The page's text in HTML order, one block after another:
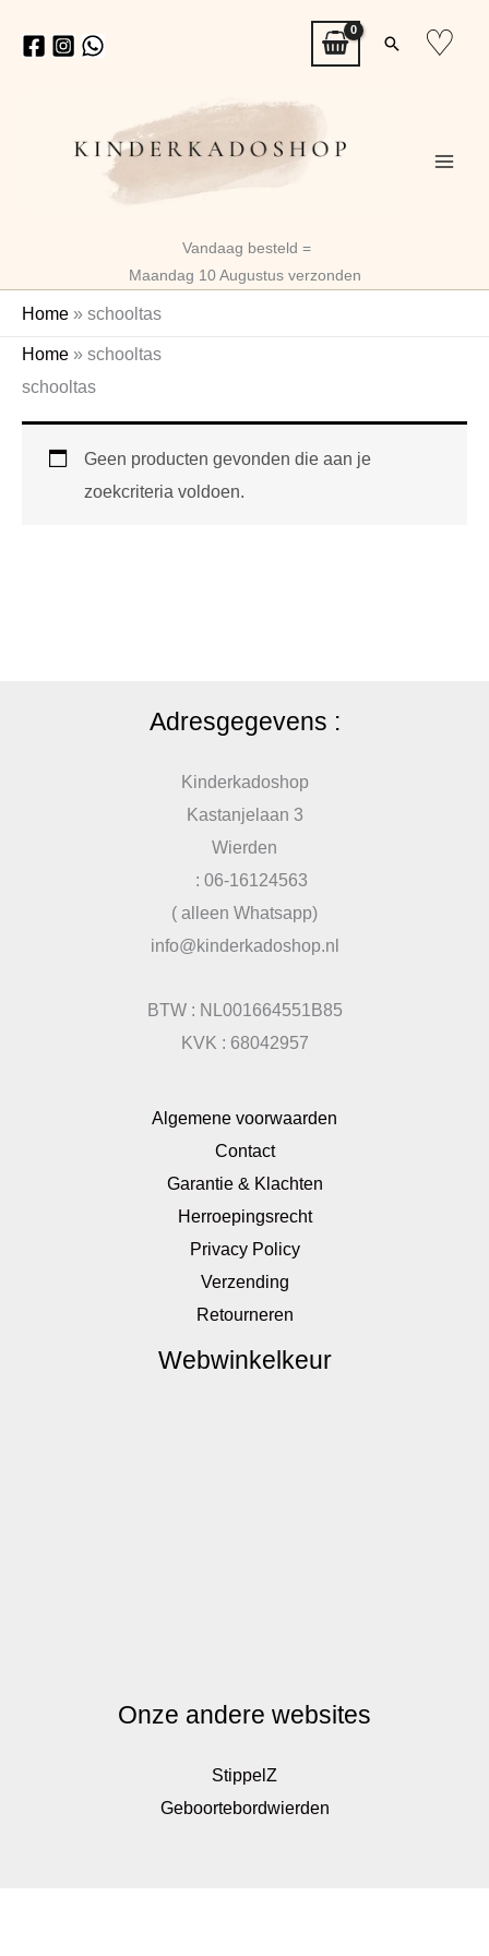
naar
Zoeken
♡
Vandaag besteld =
Maandag 10 Augustus verzonden
Home » schooltas
Home » schooltas
schooltas
Geen producten gevonden die aan je
zoekcriteria voldoen.
Adresgegevens :
Kinderkadoshop
Kastanjelaan 3
Wierden
: 06-16124563
( alleen Whatsapp)
info@kinderkadoshop.nl
BTW : NL001664551B85
KVK : 68042957
Algemene voorwaarden
Contact
Garantie & Klachten
Herroepingsrecht
Privacy Policy
Verzending
Retourneren
Webwinkelkeur
Onze andere websites
StippelZ
Geboortebordwierden